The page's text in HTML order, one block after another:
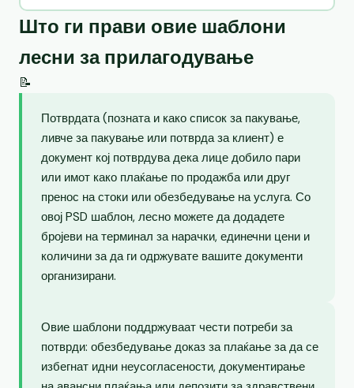
Што ги прави овие шаблони
лесни за прилагодување
📝
Потврдата (позната и како список за пакување,
ливче за пакување или потврда за клиент) е
документ кој потврдува дека лице добило пари
или имот како плаќање по продажба или друг
пренос на стоки или обезбедување на услуга. Со
овој PSD шаблон, лесно можете да додадете
бројеви на терминал за нарачки, единечни цени и
количини за да ги одржувате вашите документи
организирани.
Овие шаблони поддржуваат чести потреби за
потврди: обезбедување доказ за плаќање за да се
избегнат идни неусогласености, документирање